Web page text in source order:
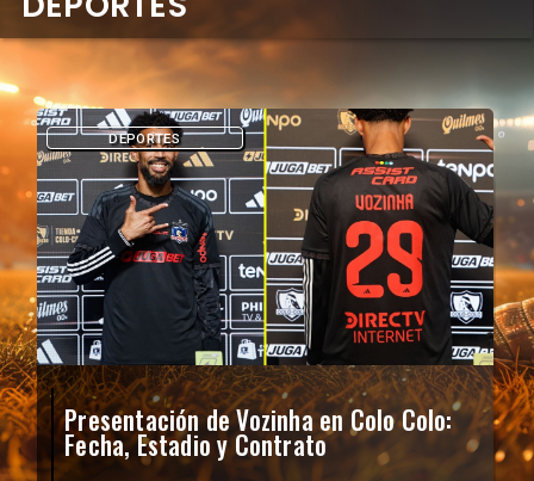
Presentación de Vozinha en Colo Colo:
Fecha, Estadio y Contrato
DEPORTES